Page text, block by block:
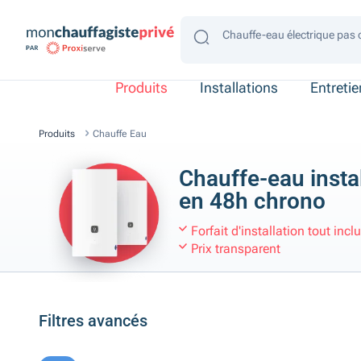
Chauffe-eau électrique pas
Chauffe-eau électrique gain
Chauffe-eau électrique 4
Chauffe-eau électrique 2
Chauffe-eau électrique
Produits Installations
Produits Chauffe Eau
Chauffe-eau
en 48h chrono
Forfait d'installation tout
Prix transparent
Filtres avancés